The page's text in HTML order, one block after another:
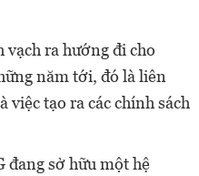
ra hướng đi cho
năm tới, đó là liên
tạo ra các chính sách
đang sở hữu một hệ